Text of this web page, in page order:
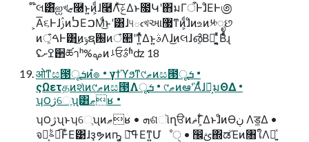
໊લ͸໌ஐখޒ࿠ͱ͍͏ͷ͕ͩɺ࿩Λͯ͠ݟΔͱ೗Կʹ΋มΓऀͰɺͦΕͰ಄
͕Α͞૬ͰɺࢲͷࠍΕࠐΜͩ͜ͱʹ͸ɺ୳ఁখઆ޷ͳͷ͕ͩɺͦͷஉͷ༮ೃછ
ͷঁ͕ࠓͰ͸͜ͷݹຊ԰ͷঁ๪ʹͳ͍ͬͯΔͱ͍͏ࣄΛɺ͜ͷલɺ൴͔Βฉ͍ ͍͔ͯͨΒͩͬͨɻ
ʢߐށ઒ཚาʰ%ࡔͷࡴਓࣄ݅ʱʣ 18
ओͳස౓ूܭͷํ๏ • γϯϓϧͳ୯ޠͷස౓ूܭ •
ςΩετதͷશͯͷ୯ޠͷස౓Λूܭ • ୯ޠͷఆٛʹΑͬͯɺ݁Ռ͕มΘΔ •
ʮ౦ژେֶʯ͸ޠʁ •
ʮ౦ژʯͱʮେֶʯͷޠʁ • ܗଶૉղੳͷޡΓ͕͋ΔͱɺͦͷӨڹ Λड͚Δ •
จࣈྻ͕ಉ͡Ͱ͋Ε͹ɺҙຯͷҧ͍͕ ߟྀ͞Εͳ͍Մೳੑ • ඼ࢺ΍ಡΈͷ৘ใΛ༻͍ͯ